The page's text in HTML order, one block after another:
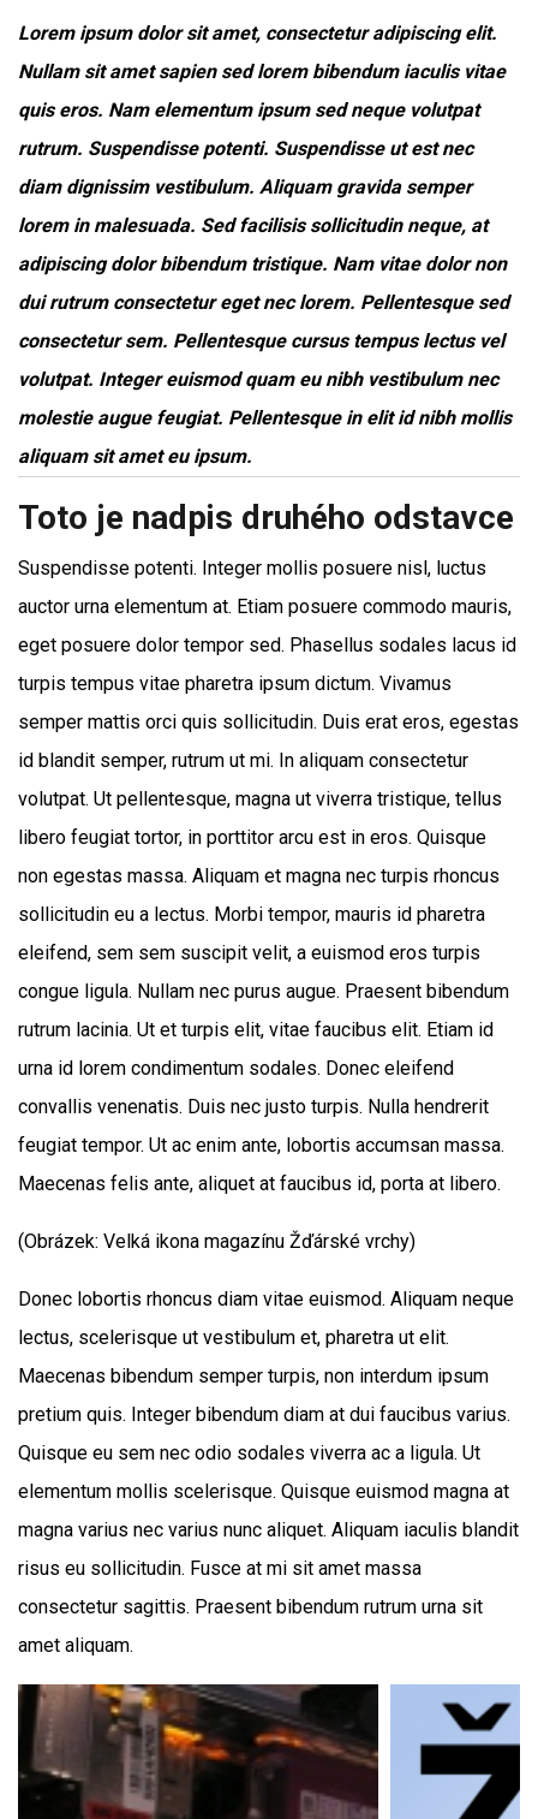
Lorem ipsum dolor sit amet, consectetur adipiscing elit.
Nullam sit amet sapien sed lorem bibendum iaculis vitae
quis eros. Nam elementum ipsum sed neque volutpat
rutrum. Suspendisse potenti. Suspendisse ut est nec
diam dignissim vestibulum. Aliquam gravida semper
lorem in malesuada. Sed facilisis sollicitudin neque, at
adipiscing dolor bibendum tristique. Nam vitae dolor non
dui rutrum consectetur eget nec lorem. Pellentesque sed
consectetur sem. Pellentesque cursus tempus lectus vel
volutpat. Integer euismod quam eu nibh vestibulum nec
molestie augue feugiat. Pellentesque in elit id nibh mollis
aliquam sit amet eu ipsum.
Toto je nadpis druhého odstavce
Suspendisse potenti. Integer mollis posuere nisl, luctus
auctor urna elementum at. Etiam posuere commodo mauris,
eget posuere dolor tempor sed. Phasellus sodales lacus id
turpis tempus vitae pharetra ipsum dictum. Vivamus
semper mattis orci quis sollicitudin. Duis erat eros, egestas
id blandit semper, rutrum ut mi. In aliquam consectetur
volutpat. Ut pellentesque, magna ut viverra tristique, tellus
libero feugiat tortor, in porttitor arcu est in eros. Quisque
non egestas massa. Aliquam et magna nec turpis rhoncus
sollicitudin eu a lectus. Morbi tempor, mauris id pharetra
eleifend, sem sem suscipit velit, a euismod eros turpis
congue ligula. Nullam nec purus augue. Praesent bibendum
rutrum lacinia. Ut et turpis elit, vitae faucibus elit. Etiam id
urna id lorem condimentum sodales. Donec eleifend
convallis venenatis. Duis nec justo turpis. Nulla hendrerit
feugiat tempor. Ut ac enim ante, lobortis accumsan massa.
Maecenas felis ante, aliquet at faucibus id, porta at libero.
(Obrázek: Velká ikona magazínu Žďárské vrchy)
Donec lobortis rhoncus diam vitae euismod. Aliquam neque
lectus, scelerisque ut vestibulum et, pharetra ut elit.
Maecenas bibendum semper turpis, non interdum ipsum
pretium quis. Integer bibendum diam at dui faucibus varius.
Quisque eu sem nec odio sodales viverra ac a ligula. Ut
elementum mollis scelerisque. Quisque euismod magna at
magna varius nec varius nunc aliquet. Aliquam iaculis blandit
risus eu sollicitudin. Fusce at mi sit amet massa
consectetur sagittis. Praesent bibendum rutrum urna sit
amet aliquam.